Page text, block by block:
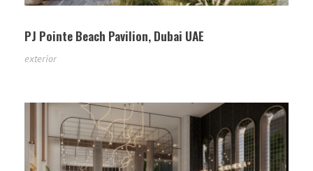
PJ Pointe Beach Pavilion, Dubai UAE
exterior